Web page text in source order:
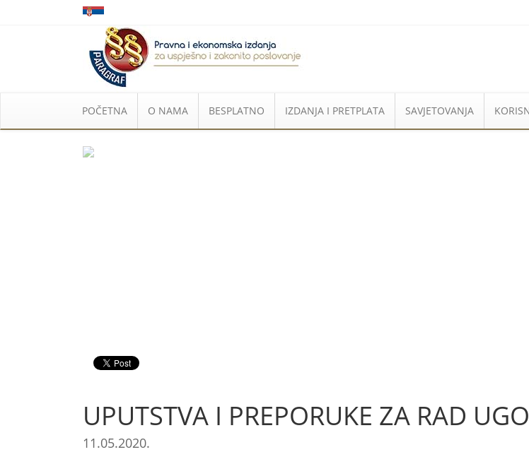
POČETNA O NAMA BESPLATNO IZDANJA I PRETPLATA SAVJETOVANJA
UPUTSTVA I PREPORUKE ZA RAD
11.05.2020.